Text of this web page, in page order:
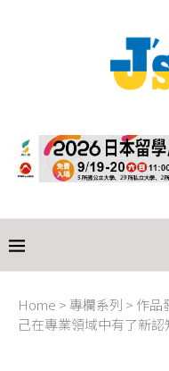
Home > 專欄系列 > 作品
己在專業領域中有了新認